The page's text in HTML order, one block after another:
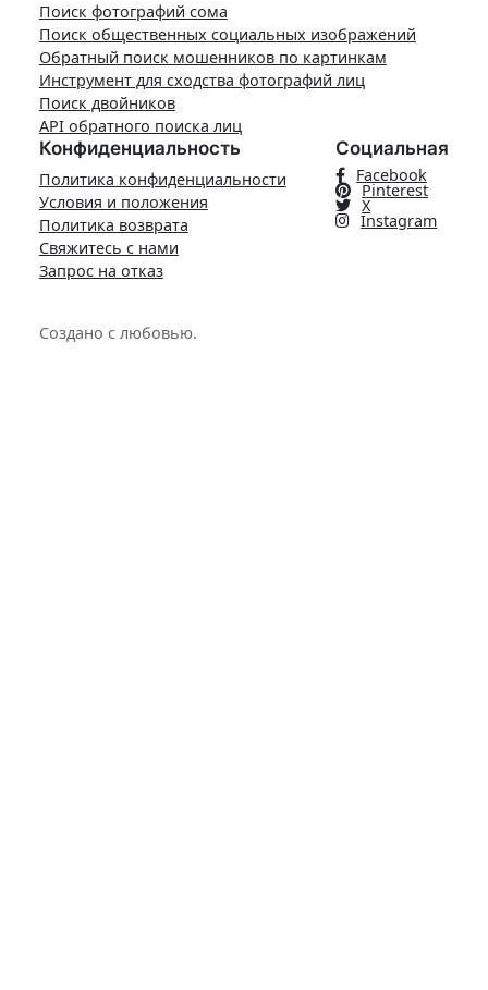
Поиск фотографий сома
Поиск общественных социальных изображений
Обратный поиск мошенников по картинкам
Инструмент для сходства фотографий лиц
Поиск двойников
API обратного поиска лиц
Конфиденциальность
Политика конфиденциальности
Условия и положения
Политика возврата
Свяжитесь с нами
Запрос на отказ
Социальная
Facebook
Pinterest
X
Instagram
Создано с любовью.